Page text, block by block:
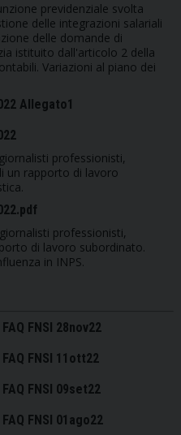
previdenziale svolta
delle integrazioni salariali
delle domande di
istituito dall'articolo 2 della
Variazioni al piano dei
Allegato1
professionisti,
un rapporto di lavoro
professionisti,
di lavoro subordinato.
in INPS.
FNSI 28nov22
FNSI 11ott22
FNSI 09set22
FNSI 01ago22